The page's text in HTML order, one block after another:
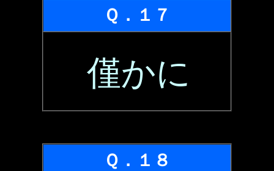
Ｑ．１７
僅かに
Ｑ．１８